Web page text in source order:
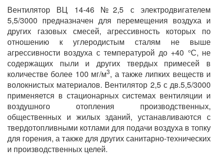
Вентилятор ВЦ 14-46 №2,5 с электродвигателем
5,5/3000 предназначен для перемещения воздуха и
других газовых смесей, агрессивность которых по
отношению к углеродистым сталям не выше
агрессивности воздуха с температурой до +40 °С, не
содержащих пыли и других твердых примесей в
количестве более 100 мг/м3, а также липких веществ и
волокнистых материалов. Вентилятор 2,5 с дв.5,5/3000
применяется в стационарных системах вентиляции и
воздушного отопления производственных,
общественных и жилых зданий, устанавливаются с
твердотопливными котлами для подачи воздуха в топку
для горения, а также для других санитарно-технических
и производственных целей.